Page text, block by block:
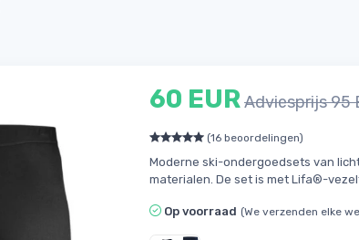
60 EURAdviesprijs 95
(16 beoordelingen)
Moderne ski-ondergoedsets van
materialen. De set is met Lifa®-
Op voorraad (We verzenden elke